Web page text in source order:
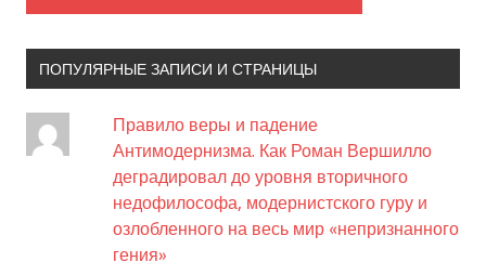
ПОПУЛЯРНЫЕ ЗАПИСИ И СТРАНИЦЫ
Правило веры и падение
Антимодернизма. Как Роман Вершилло
деградировал до уровня вторичного
недофилософа, модернистского гуру и
озлобленного на весь мир «непризнанного
гения»